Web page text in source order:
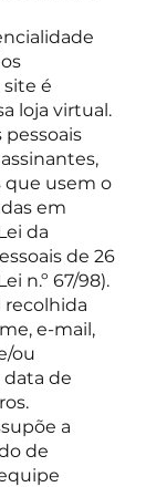
é
loja virtual.
pessoais
que usem o
em
da
de 26
n.º 67/98).
recolhida
e-mail,
ou
de
a
de